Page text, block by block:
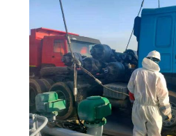
KEBIJAKAN
PRIVASI